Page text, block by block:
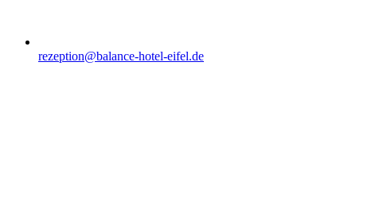
rezeption@balance-hotel-eifel.de